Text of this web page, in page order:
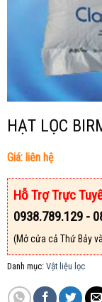
HẠT LỌC
Giá: liên hệ
Hỗ Trợ Trực
0938.789.129 -
(Mở cửa cả Thứ Bảy
Danh mục: Vật liệu lọc